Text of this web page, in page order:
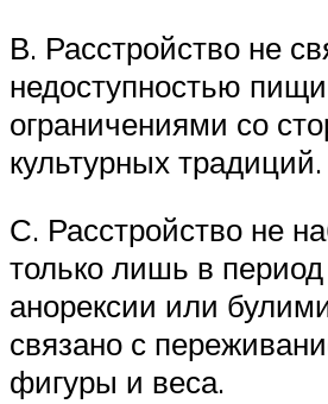
В. Расстройство не
недоступностью
ограничениями со
культурных традиций.
С. Расстройство не
только лишь в
анорексии или
связано с
фигуры и веса.